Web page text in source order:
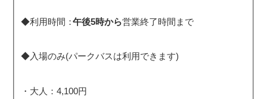
◆利用時間：午後5時から営業終了時間まで
◆入場のみ(パークバスは利用できます)
・大人：4,100円